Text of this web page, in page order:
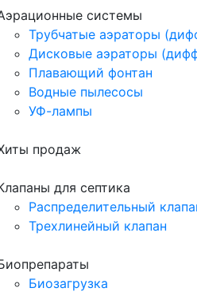
системы
Трубчатые аэраторы
Дисковые аэраторы
Плавающий фонтан
Водные пылесосы
УФ-лампы
продаж
для септика
Распределительный
Трехлинейный клапан
Биозагрузка